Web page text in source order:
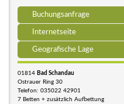
Buchungsanfrage
Internetseite
Geografische Lage
01814 Bad Schandau
Ostrauer Ring 30
Telefon: 035022 42901
7 Betten + zusätzlich Aufbettung